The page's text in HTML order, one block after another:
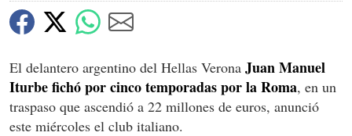
El delantero argentino del Hellas Verona Juan Manuel
Iturbe fichó por cinco temporadas por la Roma, en un
traspaso que ascendió a 22 millones de euros, anunció
este miércoles el club italiano.